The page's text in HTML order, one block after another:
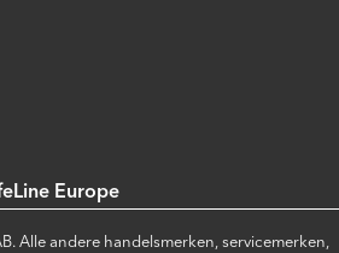
Europe
Alle andere handelsmerken, servicemerken,